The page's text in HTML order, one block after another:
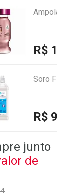
R$
Soro
R$
junto
de